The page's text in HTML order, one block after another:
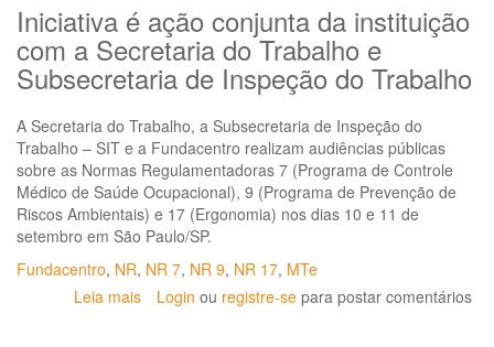
Iniciativa é ação conjunta da instituição
com a Secretaria do Trabalho e
Subsecretaria de Inspeção do Trabalho
A Secretaria do Trabalho, a Subsecretaria de Inspeção do
Trabalho – SIT e a Fundacentro realizam audiências públicas
sobre as Normas Regulamentadoras 7 (Programa de Controle
Médico de Saúde Ocupacional), 9 (Programa de Prevenção de
Riscos Ambientais) e 17 (Ergonomia) nos dias 10 e 11 de
setembro em São Paulo/SP.
Fundacentro, NR, NR 7, NR 9, NR 17, MTe
Leia mais sobre
Login ou registre-se para postar comentários